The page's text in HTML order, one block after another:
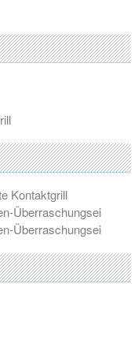
Kontaktgrill
Überraschungsei
Überraschungsei